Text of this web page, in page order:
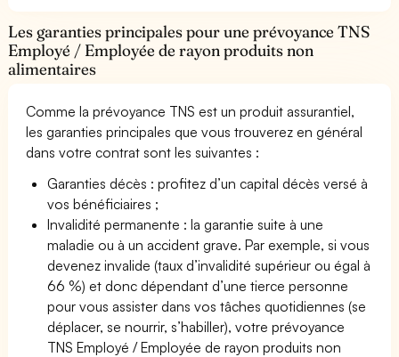
Les garanties principales pour une prévoyance TNS
Employé / Employée de rayon produits non
alimentaires
Comme la prévoyance TNS est un produit assurantiel,
les garanties principales que vous trouverez en général
dans votre contrat sont les suivantes :
Garanties décès : profitez d’un capital décès versé à
vos bénéficiaires ;
Invalidité permanente : la garantie suite à une
maladie ou à un accident grave. Par exemple, si vous
devenez invalide (taux d’invalidité supérieur ou égal à
66 %) et donc dépendant d’une tierce personne
pour vous assister dans vos tâches quotidiennes (se
déplacer, se nourrir, s’habiller), votre prévoyance
TNS Employé / Employée de rayon produits non